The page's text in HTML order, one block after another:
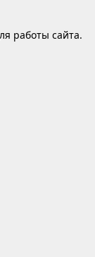
работы сайта.